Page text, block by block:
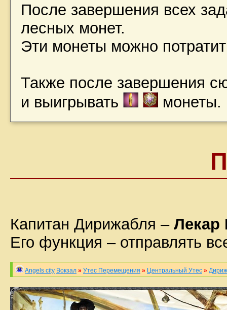
После завершения всех
лесных монет.
Эти монеты можно
Также после завершения
и выигрывать
монеты.
Капитан Дирижабля – Лекар
Его функция – отправлять
Angels city Вокзал » Утес Перемещения » Центральный Утес »